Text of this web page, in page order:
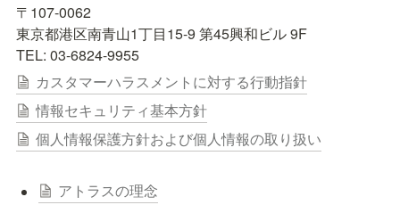
〒107-0062
東京都港区南青山1丁目15-9 第45興和ビル 9F
TEL: 03-6824-9955
カスタマーハラスメントに対する行動指針
情報セキュリティ基本方針
個人情報保護方針および個人情報の取り扱い
アトラスの理念